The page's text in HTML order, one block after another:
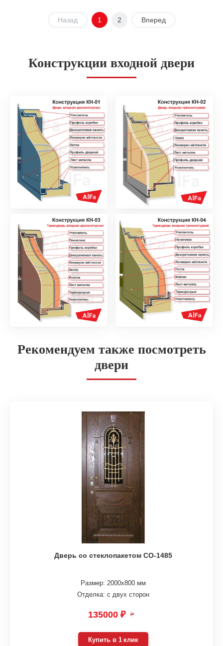
Назад 1 2 Вперед
Конструкции входной двери
Рекомендуем также посмотреть
двери
Дверь со стеклопакетом СО-1485
Размер: 2000х800 мм
Отделка: с двух сторон
135000 ₽ ₽
Купить в 1 клик